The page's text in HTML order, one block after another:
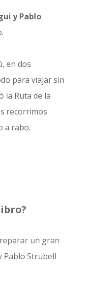
y Pablo
en dos
para viajar sin
la Ruta de la
recorrimos
a rabo.